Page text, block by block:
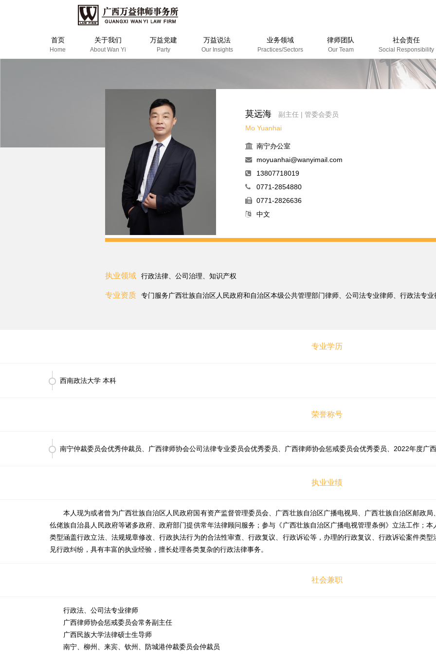
首页
Home
关于我们
About Wan Yi
万益党建
Party
万益说法
Our Insights
业务领域
Practices/Sectors
律师团队
Our Team
社会责任
Social Responsibility
莫远海
副主任 | 管委会委员
Mo Yuanhai
南宁办公室
moyuanhai@wanyimail.com
13807718019
0771-2854880
0771-2826636
中文
执业领域 行政法律、公司治理、知识产权
专业资质 专门服务广西壮族自治区人民政府和自治区本级公共管理部门律师、公司法专业律师、行政法专业
专业学历
西南政法大学 本科
荣誉称号
南宁仲裁委员会优秀仲裁员、广西律师协会公司法律专业委员会优秀委员、广西律师协会惩戒委员会优秀委员、2022年度广
执业业绩
本人现为或者曾为广西壮族自治区人民政府国有资产监督管理委员会、广西壮族自治区广播电视局、广西壮族自治区邮政
仫佬族自治县人民政府等诸多政府、政府部门提供常年法律顾问服务；参与《广西壮族自治区广播电视管理条例》立法工作；
类型涵盖行政立法、法规规章修改、行政执法行为的合法性审查、行政复议、行政诉讼等，办理的行政复议、行政诉讼案件类
见行政纠纷，具有丰富的执业经验，擅长处理各类复杂的行政法律事务。
社会兼职
行政法、公司法专业律师
广西律师协会惩戒委员会常务副主任
广西民族大学法律硕士生导师
南宁、柳州、来宾、钦州、防城港仲裁委员会仲裁员